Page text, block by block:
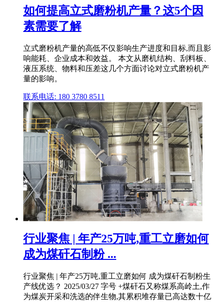
如何提高立式磨粉机产量？这5个因
素需要了解
立式磨粉机产量的高低不仅影响生产进度和目标,而且影
响能耗、企业成本和效益。 本文从磨机结构、刮料板、
液压系统、物料和压差这几个方面讨论对立式磨粉机产
量的影响。
联系电话: 180 3780 8511
行业聚焦 | 年产25万吨,重工立磨如何
成为煤矸石制粉 ...
行业聚焦 | 年产25万吨,重工立磨如何 成为煤矸石制粉生
产线优选？ 2025/03/27 字号 +煤矸石又称煤系高岭土,作
为煤炭开采和洗选的伴生物,其累积堆存量已高达数十亿